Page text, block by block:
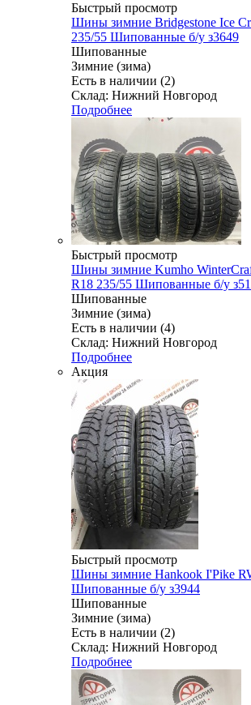
Быстрый просмотр
Шины зимние Bridgestone Ice
235/55 Шипованные б/у з3649
Шипованные
Зимние (зима)
Есть в наличии (2)
Склад: Нижний Новгород
Подробнее
Быстрый просмотр
Шины зимние Kumho
R18 235/55 Шипованные б/у
Шипованные
Зимние (зима)
Есть в наличии (4)
Склад: Нижний Новгород
Подробнее
Акция
Быстрый просмотр
Шины зимние Hankook I'Pike
Шипованные б/у з3944
Шипованные
Зимние (зима)
Есть в наличии (2)
Склад: Нижний Новгород
Подробнее